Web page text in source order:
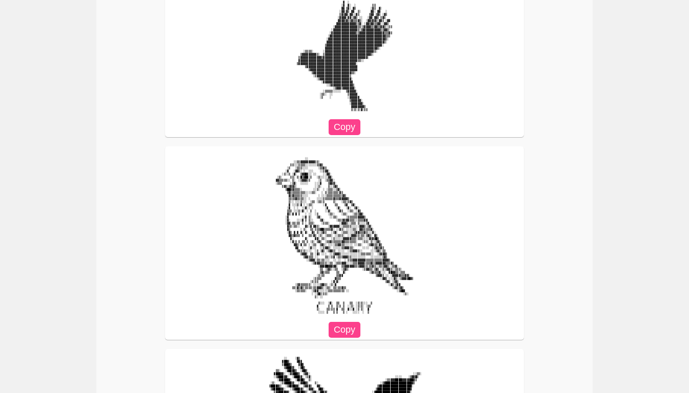
                                              ▓  ░
                                             ░▓  ▓░  ░          ▒▒
                                             ▓▓ ▒▓░ ▓▒         ░▓▒  ▓░
                                            ░▓▓░▓▒ ▓▓  ▒░      ▓▓░ ▓▓   ░
                                            ▒▓▒▓▓░▓▓░░▓▒      ▒▓▓ ▒▓▒ ░▓▒
                                           ░▓▓▓▓░▓▓░▒▓▒ ░░   ░▓▓░▓▓▒ ▒▓▒
                                           ▓▓▓▓▒▓▒▒▓▒▒▒▓▒░  ░▓▓▒▓▓▒░▓▓▒ ░▓▓
                                          ▓▓▓▓▓▓▓▓▓▓▓▓▒▒▓░ ░▓▓▒▓▓▒▒▓▓░░▓▓▒
                                        ░▓▓▓▓▓▓▓▓▓▓▓▓▓▓▒▒░▒▓▓▓▓▒▒▓▓▒▒▓▓▒░░▒▒
                                       ░▓▓▓▓▓▓▓▓▓▓▓▓▓▓▓▒░▒▓▓▓▓▓▓▓▓▓▓▓▒▒▓▓▒░
                                      ░▓▓▓▓▓▓▓▓▓▓▓▓▓▓▓▒▒▓▓▓▓▓▓▓▓▓▓▓▓▓▓▓▒▒▒▓▒
                                     ░▓▓▓▓▓▓▓▓▓▓▓▓▓▓▓▓▓▓▓▓▓▓▓▓▓▓▓▓▓▓▓▓▓▓▒▒▒
                                    ░▓▓▓▓▓▓▓▓▓▓▓▓▓▓▓▓▓▓▓▓▓▓▓▓▓▓▓▓▓▓▓▓▓▓▓▒░
                                    ▓▓▓▓▓▓▓▓▓▓▓▓▓▓▓▓▓▓▓▓▓▓▓▓▓▓▓▓▓▓▓▓▓▓▓▒░
                                   ▒▓▓▓▓▓▓▓▓▓▓▓▓▓▓▓▓▓▓▓▓▓▓▓▓▓▓▓▓▓▓▓▓▓▓░
                                   ▓▓▓▓▓▓▓▓▓▓▓▓▓▓▓▓▓▓▓▓▓▓▓▓▓▓▓▓▓▓▓▓▒░
                      ░▒▒▒▒░      ░▓▓▓▓▓▓▓▓▓▓▓▓▓▓▓▓▓▓▓▓▓▓▓▓▓▓▓▓▓▓▒░
                    ▒▓▓▓▓▓▓▓▓▓▒░  ▒▓▓▓▓▓▓▓▓▓▓▓▓▓▓▓▓▓▓▓▓▓▓▓▓▓▓▓▓▒░
                   ▒▓▓▓▓▓▓▓▓▓▓▓▓▓▒▓▓▓▓▓▓▓▓▓▓▓▓▓▓▓▓▓▓▓▓▓▓▓▓▓▓▓░
                   ▓▓▓▓▓▓▓▓▓▓▓▓▓▓▓▓▓▓▓▓▓▓▓▓▓▓▓▓▓▓▓▓▓▓▓▓▒▒░░
                  ▒▓▓▓▓▓▓▓▓▓▓▓▓▓▓▓▓▓▓▓▓▓▓▓▓▓▓▓▓▓▓▓▓▓▓▓░
                       ▒▓▓▓▓▓▓▓▓▓▓▓▓▓▓▓▓▓▓▓▓▓▓▓▓▓▓▓▓▓▓▓
                         ▒▓▓▓▓▓▓▓▓▓▓▓▓▓▓▓▓▓▓▓▓▓▓▓▓▓▓▓▓▓
                           ▒▓▓▓▓▓▓▓▓▓▓▓▓▓▓▓▓▓▓▓▓▓▓▓▒▒░
                            ░▒▓▓▓▓▓▓▓▓▓▓▓▓▓▓▓▓▓▓▓▓▒
                              ░▒▓▓▓▓▓▓▓▓▓▓▓▓▓▓▓▓▓▓▓░
                                 ░▓▓▓▓▓▓▓▓▓▓▓▓▓▓▓▓▓▓
                                    ░░▒▓▓▓▓▓▓▓▓▓▓▓▓▓▒
                                        ░▒▓▓▓▒▓▓▓▓▓▓▓░
                                  ░▒▒▒▒▒░░░░░   ▒▓▓▓▓▓░
                                ░▒▒░  ░░         ▒▓▓▓▓▓
                                ░▒    ░          ░▓▓▓▓▓▓
                                                  ▒▓▓▓▓▓▓░
                                                  ░▓▓▓▓▓▓▓░
                                                   ▓▓▓▓▓▓▓▓▒
                                                   ▒░▒░▒░▓░▒▒
                       ░░
                ░░▒▒▓▓▓▓▓▓▓▓▓▒▒░
              ▒▒░░░▒▒▒▒░░░░░░░▒▒▓▒
            ░▒   ░▒▒▒░░░░      ░▒▒▓▒
           ░▓   ░▓▓▒░ ░  ░░░    ░░▒▓▓░
         ░▒░░▒ ░▓░  ▒▓▓█▓░░ ░░    ░░▓▓░
      ░▒░     ▒▒░ ▒░█▒▓██░▒   ░▒░░░░░▓▓░
     ▓▓▒▒▒▒▒░░ ▒░  ░▒▓▓▓▒▒     ░▒  ░▒▒▓▓░
     ░▒▒▒     ░▒▓░  ░░░░░    ░░░▓    ▒▓▓▓░
         ▒▓▒░▒▓▓▒░           ░░▒░    ▒░░▒▓▒
           ▒██▓▓▒▒▒▒░       ░░▒░  ░ ░▒▒▒░░▒▓░
            ▒▓▒▒▒▒▒▒▒▒▒░░░░▒▒░   ░ ▒░▒▒▒▒▒▒░▓▒
             ▓▒▓▒▒▒▒▒░░░░      ░ ░░░▒▒▒▒▒▒▒▒▒▒▓▒
             ▒▒▒▒▓▒▒▒▒░░ ░    ░░░░▒▒▒▒▒▒▓▒▒▒▓▓▓▓▓▒
             ▒░░ ░░░▒░░░  ░▒▒ ░▒▒░▒     ▒░   ░▒▒░▒▓▒
             ▓ ░░░▒░▓ ░ ░▒▒░      ░▓     ▒▒    ▒▓  ▒▓░
            ░▓  ░ ░  ░░▓░░ ░       ░▓     ░▓░   ░▓░  ▒▓░
            ▒▒▒ ░░░▒░▓░ ░ ▒  ░     ░░▓░    ░▓▒   ░▒▒░ ░▓▒
            ▓▒░▓ ▓ ▒   ░ ░░  ░▒      ░▒▒░    ░▒▒░   ░▒▒▒▓▓░
           ░▓        ░░▓ ▒░   ▒▓░     ░░▒▒░     ░▒▒▒▒▒▒▓▓▓▓▒
           ░▓░    ░░░▓ ▒ ▒░░    ▒▓░       ░▒▒▒▓▒▓▓▒▒▒░░▒▒▒▒▓▓
           ░▓▓░▒▒░▒▒ ▒ ░ ▒▒▒░    ░▒▒▒░      ░▓▓▓▒░░▒▒▒ ▒░░░░▒▓
            ▓▒▒░▒▒░░   ▓▒░▓ ▓▓▒░     ░▓▓▓▓▓▓░░▒▒▒▒▒░░░░░▓▓▓▒░▒▓░
            ▓▒      ░ ▒░  ▒▒ ▒▒▒▓█▓▒▒▒▒▓░ ░░▓▒░ ░░░░▒▒░ ▓▓▒▒▒▒▒▓░
            ░▓▒ ▓ ▓ ▓░ ▓░  ▓▒ ▒░░▒▓▒   ░▒▓░  ░▒▒▒░░░░▒▓▓▒▒▒▓▒░░░▓░
             ▓▓▒▓▒▒▒ ▒   ▒▒░▓▒ ░▒░ ░▒▒▒░ ░░▒▒▒░  ░░▓▓▓▒▒░▒▒░▒▓▒░ ▓▒
              ▓░       ▓░    ▓▓░ ▒▒░   ░▒░░░░░▓▓▓▓▓▒▒▒░▒▒▒░░░░▓▒▓▓█▒
              ░▓░▒ ▒ ▒▒ ▒ ░▒░ ▒▓▒  ░▒▒▓▒▒▒▒▒▒▓▓▒▒▒▒▒▒▒░   ░▒▒░ ▒░░▒▓▒
                ▓▓▒░▓ ▒▒ ░ ░▒▒  ▒▓▒░ ░░░░▒▒▓▓▒▒░░░░░ ░░▒▒░   ░▒▓▓▒▒░▓▒
                 ▓▓  ░   ░▓░░░  ░░▒▓▓▒░ ░░░░░▒▒▓▓▓▒▒░     ░░░░  ░▒▓▒▒▓▒
                  ▒▓▒░▒░░░░  ░▒ ░▓▒ ░▒▓▓▒░ ░░░░  ░▒▒▓▓▓▒░░     ░░░▒▓▒░▒▒
                    ▒▓▓▓░ ▒▒ ░▓▒ ░░░  ░░▒▓▓▓▒░░░░░░░░░░░░▒▒▒▒▒▒░░  ░▒▓▓▓▒
                      ▒▓▓▒▒▒ ░░    ▒▒░░▒▓ ░▒▒▒▓▓▓▒▒░░░░░░░░░   ░░░░░░░▒▓▒
                        ░▒▓▓▓░▒▒░▒▒░░░  ░░ ░░  ░ ▒▒▒▓▓▓▓▓▓▓▓▒▒▒▒▒▒▒▒▒▒▓▓▓▓▒
                           ░▒▓▓▓▒▒▒▒░░▒▒ ░▒▒▒▓▓▓░░░░▒▒▒▓▓▓▓▒▒▒▒▓▒▒▓▓▓▓▓▓▒▒▒▓▒
                               ░▓▓▓██▓▓▓▓▓░  ▒▒▓▓▓▓▓▓▒▒▒▓▓▓▒▒░▒▒▓▒░░▒▒▒▓▓▒░░▒▒▓░
                                ▒▒ ░▒▓▒░░▒▒  ░▒▓▒░        ░▒▓▓▒▒░▒▓▒ ░▒░▒▓▓▒░░▒▒▒░
                                ▒▓▒▒▒▒    ▒▒  ▓░              ░▒▓▒▒▒▓░░░  ▓█▓▓▒▒░▒▒▒
                              ░▒░▒▒       ▒▒▓▓                    ▒▓▓▓▒ ░░ ░▓▓▓▓▓▒▒▒▓▓░
                            ░▒▒▒▒        ▓▒▒▒                        ░▓▓▒ ░░░▓▒░░▒▓▓▓▓█▓▒
                          ░▒░▒▒        ░▓░▓░                            ▒▓▒ ░▒▓▒
                 ░▒▓▒▒▒▒▒▒░ ░░░░▒▓▓▒░ ░▒░▓                                ░▓▒░▒▓▓
               ▒▒░▓▒▓▒░▒▒▒▒░▒▒▓▓▓▒░░▒▒░ ▒▒░▒▒▓▒▒                            ░▒▓▒▒▓▒
                 ░▒▒▒▒▒░   ░▒▓▓░░░░░░▒▒▒▒▒▒▒▒▒▒ ░░                             ░▒▓█▓
                           ░ ░▒█▒░▒▒░                                              ░▒░
                             ▒░ ░░
                               ▒░░░  ░▓░  ▒▒  ▒   ▒▒  ░▒░▒░░░  ▒
                              ▓      ▒ ▒  ▒░▒ ▒  ░░▒░ ░▒░▒░ ░▒▒
                              ▒░    ▒▒░▒▒ ▓  ▒▒  ▓░░▓ ░▒ ▒░  ▓
                               ░░░░ ▒   ▒ ▒   ▒ ░   ░░░░  ░  ▒
          ░░     ░▓▒
         ▓██▓░    ▓█▓
         ▒███▓▒    ▓█▓
          ▒▓███▓░  ░▓█▒
     ▒▒░   ░▓███▓▒  ░▓█▓░
    ▓███▓▓░  ░▓▓██▓▒  ▒▓▓░                                                               ░░▒▒░
    ░▒▓███▓▓░  ░▓███▓░ ░▒▓░                                                   ░░░░    ░▒▓▓█▒
      ░▓▓████▓░  ░▓███▒  ▒░                                             ░▒▒▓▓▓████▓▓▓▓▓██▓▒
  ░▒░   ░▒▓████▓░  ░▓▓█▓▒    ▒░                                      ░▒▓████████████████▓▒
▒████▓▒░  ░▒▓███▓▓░  ▒▓▓▓▒   ▓▓░                                  ▒▓███████████████████░
  ▒▓████▓▓░   ░▒▓███▓▒  ░▓▓▓░  ▓█▓░                               ▒████████████████████▓
    ▒▓▓████▓▓░  ░▒▓███▓▒░ ░▒▓▓░░▓█▓▓░                           ░▓████████████████████▓░